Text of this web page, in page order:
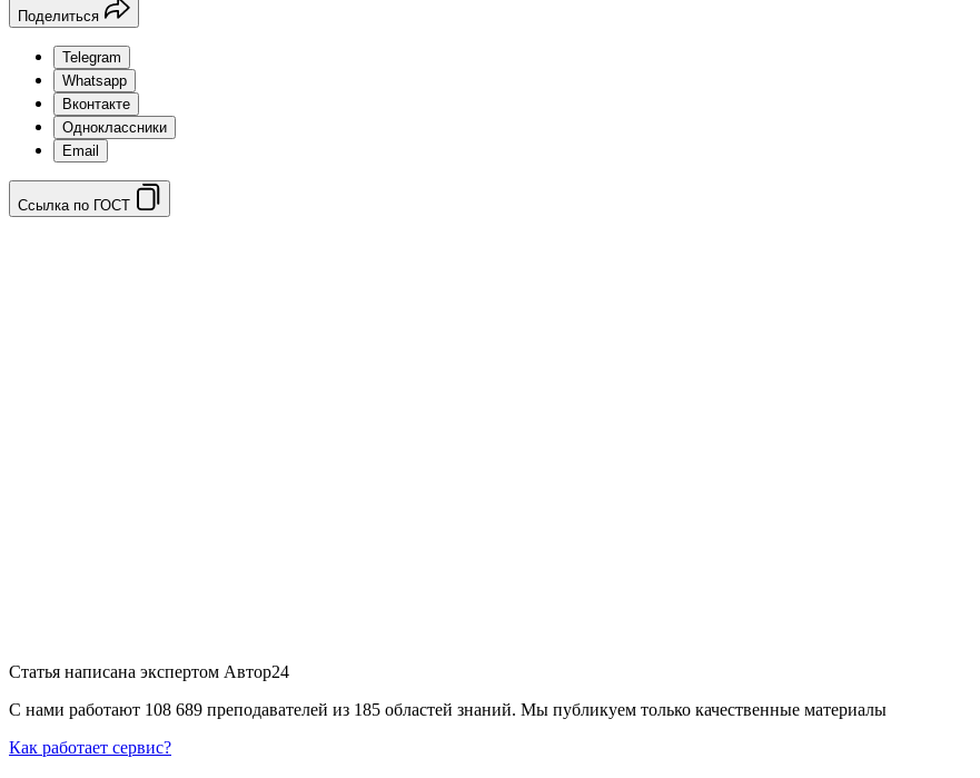
Поделиться
Telegram
Whatsapp
Вконтакте
Одноклассники
Email
Ссылка по ГОСТ
Статья написана экспертом Автор24
С нами работают 108 689 преподавателей из 185 областей знаний. Мы публикуем только качественные материалы
Как работает сервис?